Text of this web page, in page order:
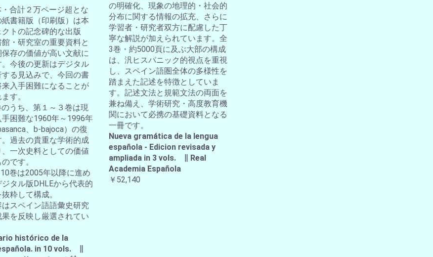
合計２万ページ超とな
紙書籍版（印刷版）は本
トの記念碑的な出版
・研究室の重要資料と
保存の価値が高い文献に
。今後の更新はデジタル
する見込みで、今回の書
入手困難になることが
す。
うち、第１～３巻は現
困難な1960年～1996年
、b-bajoca）の復
過去の貴重な学術的成
一次史料としての価値
です。
巻は2005年以降に進め
ジタル版DHLEから代表的
粋して構成。
はスペイン語語彙史研究
を反映し厳選されてい
histórico de la
in 10 vols. ∥
の明確化、現象の地理的・社会的
分布に関する情報の拡充、さらに
学習者・研究者双方に配慮した丁
寧な解説が加えられています。全
3巻・約5000頁に及ぶ大部の構成
は、汎ヒスパニック的視点を重視
し、スペイン語圏全体の多様性を
踏まえた記述を特徴としていま
す。記述文法と規範文法の両面を
兼ね備え、学術研究・高度教育機
関において必携の基礎資料となる
一冊です。
Nueva gramática de la lengua
española - Edicion revisada y
ampliada in 3 vols. ∥ Real
Academia Española
￥52,140